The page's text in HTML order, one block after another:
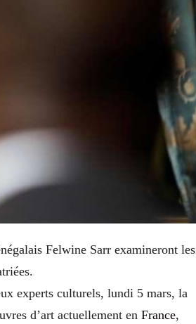
Felwine Sarr examineront les
experts culturels, lundi 5 mars, la
d’art actuellement en France,